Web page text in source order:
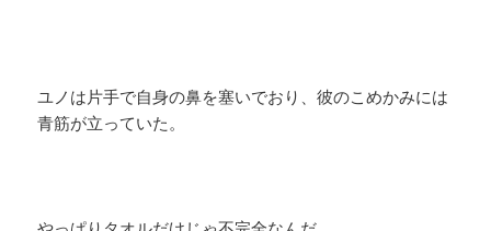
ユノは片手で自身の鼻を塞いでおり、彼のこめかみには
青筋が立っていた。